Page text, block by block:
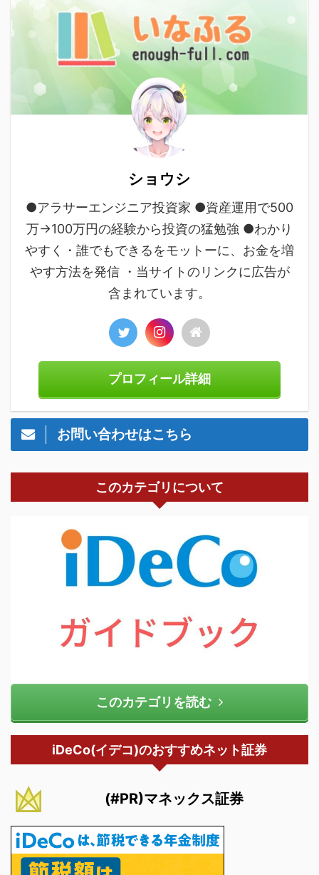
ショウシ
●アラサーエンジニア投資家 ●資産運用で500
万→100万円の経験から投資の猛勉強 ●わかり
やすく・誰でもできるをモットーに、お金を増
やす方法を発信 ・当サイトのリンクに広告が
含まれています。
プロフィール詳細
お問い合わせはこちら
このカテゴリについて
このカテゴリを読む
iDeCo(イデコ)のおすすめネット証券
(#PR)マネックス証券